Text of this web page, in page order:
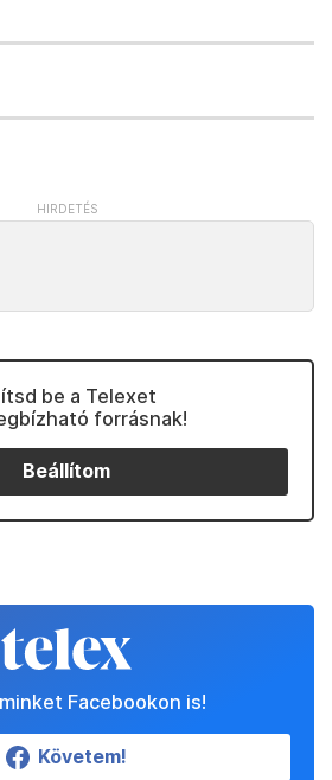
be a Telexet
forrásnak!
Beállítom
Facebookon is!
Követem!